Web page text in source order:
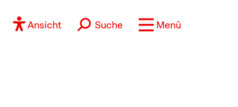
Ansicht Suche Menü